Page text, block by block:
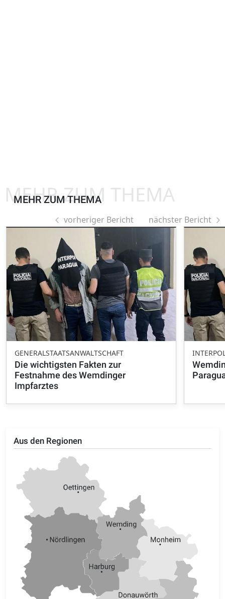
Aus den Regionen
MEHR ZUM THEMA
MEHR ZUM THEMA
vorheriger Bericht nächster Bericht
GENERALSTAATSANWALTSCHAFT
Die wichtigsten Fakten zur
Festnahme des Wemdinger
Impfarztes